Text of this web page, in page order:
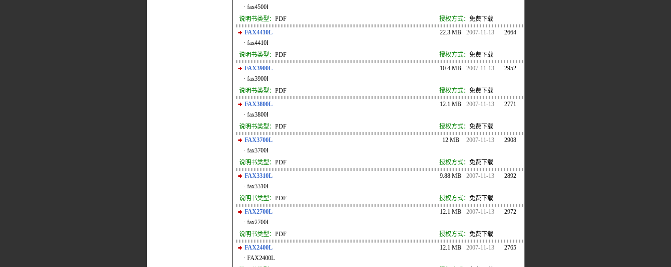
· fax4500l
说明书类型： PDF 授权方式： 免费下载
FAX4410L
22.3 MB 2007-11-13
2664
· fax4410l
说明书类型： PDF 授权方式： 免费下载
FAX3900L
10.4 MB 2007-11-13
2952
· fax3900l
说明书类型： PDF 授权方式： 免费下载
FAX3800L
12.1 MB 2007-11-13
2771
· fax3800l
说明书类型： PDF 授权方式： 免费下载
FAX3700L
12 MB 2007-11-13
2908
· fax3700l
说明书类型： PDF 授权方式： 免费下载
FAX3310L
9.88 MB 2007-11-13
2892
· fax3310l
说明书类型： PDF 授权方式： 免费下载
FAX2700L
12.1 MB 2007-11-13
2972
· fax2700l.
说明书类型： PDF 授权方式： 免费下载
FAX2400L
12.1 MB 2007-11-13
2765
· FAX2400L